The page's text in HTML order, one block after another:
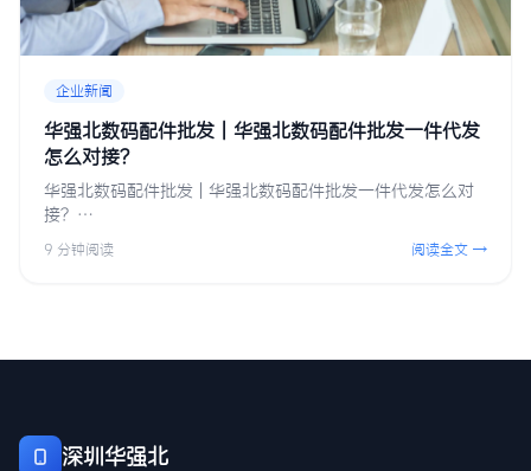
企业新闻
华强北数码配件批发 | 华强北数码配件批发一件代发
怎么对接？
华强北数码配件批发 | 华强北数码配件批发一件代发怎么对
接？…
9 分钟阅读 阅读全文 →
深圳华强北